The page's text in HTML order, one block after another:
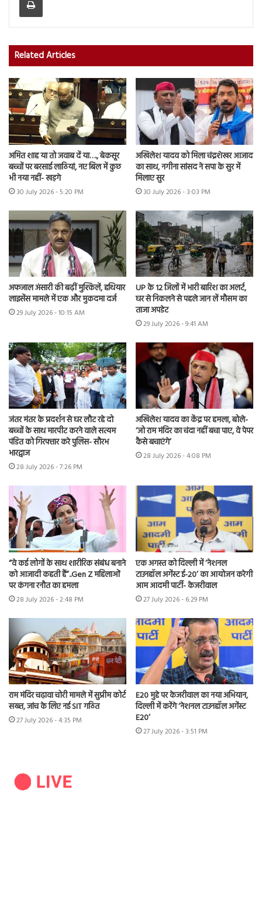
Related Articles
अमित शाह या तो जवाब दें या…., बेकसूर
बच्चों पर बरसाई लाठियां, नए बिल में कुछ
भी नया नहीं- खड़गे
30 July 2026 - 5:20 PM
अखिलेश यादव को मिला चंद्रशेखर आजाद
का साथ, नगीना सांसद ने सपा के सुर में
मिलाए सुर
30 July 2026 - 3:03 PM
अफजाल अंसारी की बढ़ीं मुश्किलें, हथियार
लाइसेंस मामले में एक और मुकदमा दर्ज
29 July 2026 - 10:15 AM
UP के 12 जिलों में भारी बारिश का अलर्ट,
घर से निकलने से पहले जान लें मौसम का
ताजा अपडेट
29 July 2026 - 9:41 AM
जंतर मंतर के प्रदर्शन से घर लौट रहे दो
बच्चों के साथ मारपीट करने वाले सत्यम
पंडित को गिरफ्तार करे पुलिस- सौरभ
भारद्वाज
28 July 2026 - 7:26 PM
अखिलेश यादव का केंद्र पर हमला, बोले-
‘जो राम मंदिर का चंदा नहीं बचा पाए, वे पेपर
कैसे बचाएंगे’
28 July 2026 - 4:08 PM
“वे कई लोगों के साथ शारीरिक संबंध बनाने
को आजादी कहती हैं”..Gen Z महिलाओं
पर कंगना रनौत का हमला
28 July 2026 - 2:48 PM
एक अगस्त को दिल्ली में ‘नेशनल
टाउनहॉल अगेंस्ट ई-20’ का आयोजन करेगी
आम आदमी पार्टी- केजरीवाल
27 July 2026 - 6:29 PM
राम मंदिर चढ़ावा चोरी मामले में सुप्रीम कोर्ट
सख्त, जांच के लिए नई SIT गठित
27 July 2026 - 4:35 PM
E20 मुद्दे पर केजरीवाल का नया अभियान,
दिल्ली में करेंगे ‘नेशनल टाउनहॉल अगेंस्ट
E20’
27 July 2026 - 3:51 PM